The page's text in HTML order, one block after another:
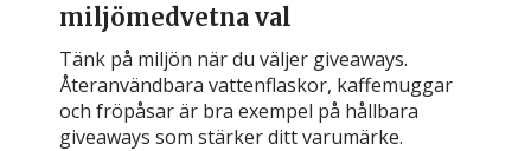
miljömedvetna val
Tänk på miljön när du väljer giveaways.
Återanvändbara vattenflaskor, kaffemuggar
och fröpåsar är bra exempel på hållbara
giveaways som stärker ditt varumärke.